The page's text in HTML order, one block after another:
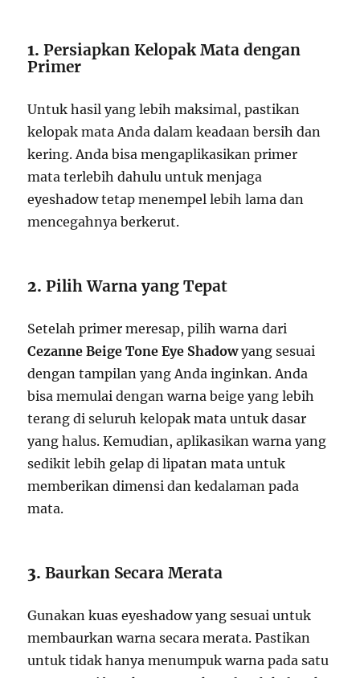
1.Persiapkan Kelopak Mata dengan
Primer
Untuk hasil yang lebih maksimal, pastikan
kelopak mata Anda dalam keadaan bersih dan
kering. Anda bisa mengaplikasikan primer
mata terlebih dahulu untuk menjaga
eyeshadow tetap menempel lebih lama dan
mencegahnya berkerut.
2.Pilih Warna yang Tepat
Setelah primer meresap, pilih warna dari
Cezanne Beige Tone Eye Shadowyang sesuai
dengan tampilan yang Anda inginkan. Anda
bisa memulai dengan warna beige yang lebih
terang di seluruh kelopak mata untuk dasar
yang halus. Kemudian, aplikasikan warna yang
sedikit lebih gelap di lipatan mata untuk
memberikan dimensi dan kedalaman pada
mata.
3.Baurkan Secara Merata
Gunakan kuas eyeshadow yang sesuai untuk
membaurkan warna secara merata. Pastikan
untuk tidak hanya menumpuk warna pada satu